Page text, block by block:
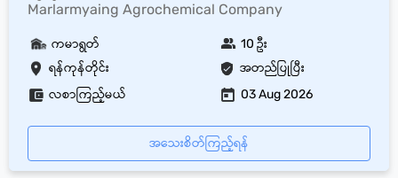
Marlarmyaing Agrochemical Company
ရန်ကုန်တိုင်း အတည်ပြုပြီး
ကမာရွတ် 10 ဦး
လစာကြည့်မယ် 03 Aug 2026
အသေးစိတ်ကြည့်ရန်